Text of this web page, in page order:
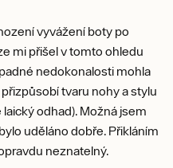
vyvážení boty po
mi přišel v tomto ohledu
nedokonalosti mohla
tvaru nohy a stylu
odhad). Možná jsem
uděláno dobře. Přikláním
neznatelný.